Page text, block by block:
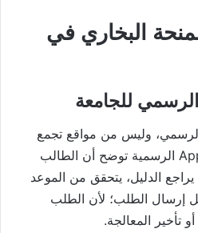
البخاري في
الرسمي، وليس من مواقع تجمع
المنح فقط. صفحة Apply Now الرسمية توضح أن الطالب
الدليل، يتحقق من الموعد
إرسال الطلب؛ لأن الطلب
تأخير المعالجة.